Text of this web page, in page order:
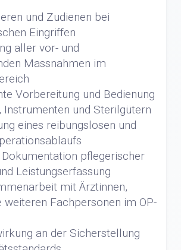
und Zudienen bei
Eingriffen
aller vor- und
Massnahmen im
Vorbereitung und Bedienung
Instrumenten und Sterilgütern
eines reibungslosen und
Dokumentation pflegerischer
Leistungserfassung
mit Ärztinnen,
weiteren Fachpersonen im OP-
an der Sicherstellung